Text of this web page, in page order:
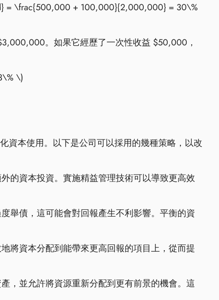
= \frac{500,000 + 100,000}{2,000,000} = 30\%
。如果它經歷了一次性收益 $50,000，
\)
資本使用。以下是公司可以採用的幾種策略，以改
的資本投資。實施精益管理技術可以導致更高效
舉債，這可能會對回報產生不利影響。平衡的資
將資本分配到能帶來更高回報的項目上，從而提
，並允許將資源重新分配到更有前景的機會。這